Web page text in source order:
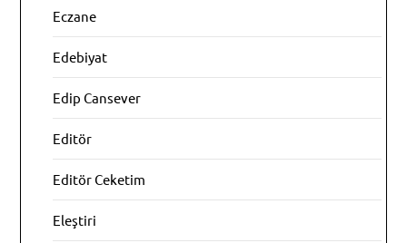
Eczane
Edebiyat
Edip Cansever
Editör
Editör Ceketim
Eleştiri